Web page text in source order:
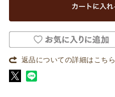
返品についての詳細はこちら